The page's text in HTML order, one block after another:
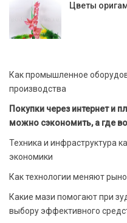
Цветы
Как промышленное
производства
Покупки через интернет и
можно сэкономить, а где
Техника и инфраструктура
экономики
Как технологии меняют
Какие мази помогают при
выбору эффективного